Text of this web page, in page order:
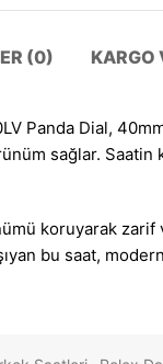
(0) KARGO
Panda Dial,
sağlar.
koruyarak
bu saat,